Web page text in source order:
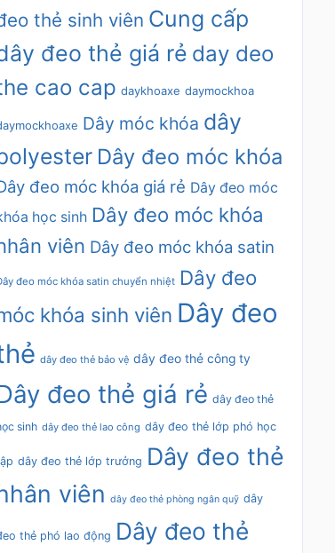
thẻ sinh viên Cung cấp
đeo thẻ giá rẻ day deo
cao cap daykhoaxe daymockhoa
Dây móc khóa dây
Dây đeo móc khóa
đeo móc khóa giá rẻ Dây đeo móc
học sinh Dây đeo móc khóa
viên Dây đeo móc khóa satin
đeo móc khóa satin chuyển nhiệt Dây đeo
khóa sinh viên Dây đeo
dây đeo thẻ bảo vệ dây đeo thẻ công ty
đeo thẻ giá rẻ dây đeo thẻ
sinh dây đeo thẻ lao công dây đeo thẻ lớp phó học
dây đeo thẻ lớp trưởng Dây đeo thẻ
viên dây đeo thẻ phòng ngân quỹ dây
thẻ phó lao động Dây đeo thẻ